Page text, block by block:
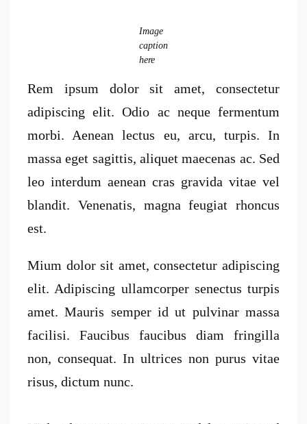
Image
caption
here
Rem ipsum dolor sit amet, consectetur
adipiscing elit. Odio ac neque fermentum
morbi. Aenean lectus eu, arcu, turpis. In
massa eget sagittis, aliquet maecenas ac. Sed
leo interdum aenean cras gravida vitae vel
blandit. Venenatis, magna feugiat rhoncus
est.
Mium dolor sit amet, consectetur adipiscing
elit. Adipiscing ullamcorper senectus turpis
amet. Mauris semper id ut pulvinar massa
facilisi. Faucibus faucibus diam fringilla
non, consequat. In ultrices non purus vitae
risus, dictum nunc.